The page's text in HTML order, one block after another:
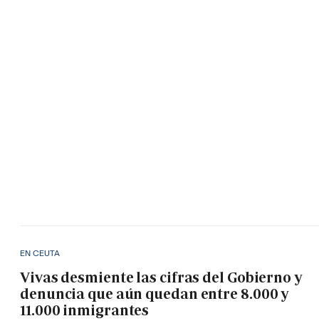
EN CEUTA
Vivas desmiente las cifras del Gobierno y
denuncia que aún quedan entre 8.000 y
11.000 inmigrantes